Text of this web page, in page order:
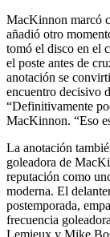
MacKinnon marcó
añadió otro
tomó el disco en el
el poste antes de
anotación se
encuentro decisivo
“Definitivamente
MacKinnon. “Eso
La anotación
goleadora de
reputación como
moderna. El
postemporada,
frecuencia
Lemieux y Mike